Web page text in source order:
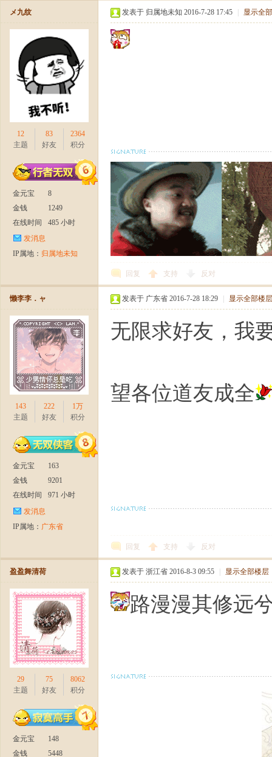
メ九纹
12
主题
83
好友
2364
积分
金元宝
8
金钱
1249
在线时间
485 小时
发消息
IP属地： 归属地未知
发表于 归属地未知 2016-7-28 17:45 显示全
回复 支持 反对
懒李李．ャ
143
主题
222
好友
1万
积分
金元宝
163
金钱
9201
在线时间
971 小时
发消息
IP属地： 广东省
发表于 广东省 2016-7-28 18:29 显示全部楼层
无限求好友，我
望各位道友成全
回复 支持 反对
盈盈舞清荷
29
主题
75
好友
8062
积分
金元宝
148
金钱
5448
发表于 浙江省 2016-8-3 09:55 显示全部楼层
路漫漫其修远